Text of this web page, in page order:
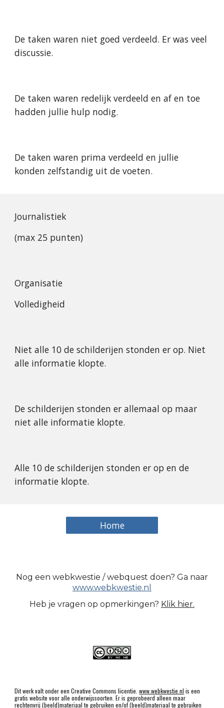
De taken waren niet goed verdeeld. Er was veel
discussie.
De taken waren redelijk verdeeld en af en toe
hadden jullie hulp nodig.
De taken waren prima verdeeld en jullie
konden zelfstandig uit de voeten.
Journalistiek
(max 25 punten)
Organisatie
Volledigheid
Niet alle 10 de schilderijen stonden er op. Niet
alle informatie klopte.
De schilderijen stonden er allemaal op maar
niet alle informatie klopte.
Alle 10 de schilderijen stonden er op en de
informatie klopte.
Home
Nog een webkwestie / webquest doen? Ga naar
www.webkwestie.nl
Heb je vragen op opmerkingen? Klik hier.
Dit werk valt onder een Creative Commons licentie.www.webkwestie.nl is een
gratis website voor alle onderwijssoorten. Er is geprobeerd alleen maar
rechtenvrij (beeld)materiaal te gebruiken en/of (beeld)materiaal te gebruiken